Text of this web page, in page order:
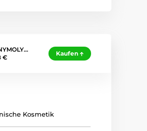
€
Kaufen
Kosmetik